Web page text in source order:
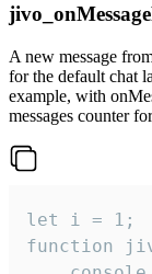
A new message
for the default chat
example, with
messages counter
let i = 1;
function